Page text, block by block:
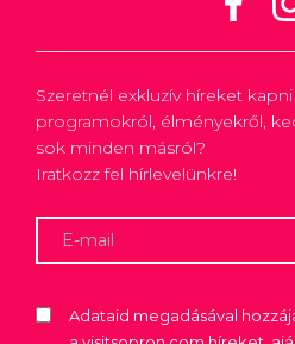
Szeretnél exkluzív híreket
programokról, élményekről,
sok minden másról?
Iratkozz fel hírlevelünkre!
Adataid megadásával